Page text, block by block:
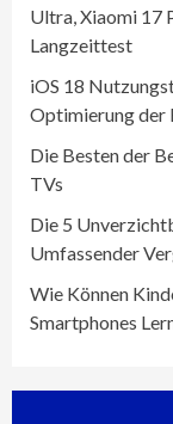
Ultra, Xiaomi 17
Langzeittest
iOS 18
Optimierung der
Die Besten der
TVs
Die 5
Umfassender
Wie Können
Smartphones